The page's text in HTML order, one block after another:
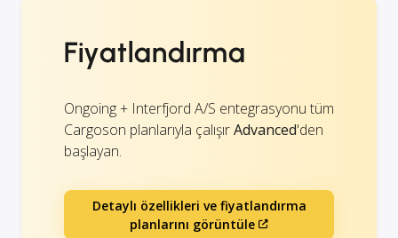
Fiyatlandırma
Ongoing + Interfjord A/S entegrasyonu tüm
Cargoson planlarıyla çalışırAdvanced'den
başlayan.
Detaylı özellikleri ve fiyatlandırma
planlarını görüntüle